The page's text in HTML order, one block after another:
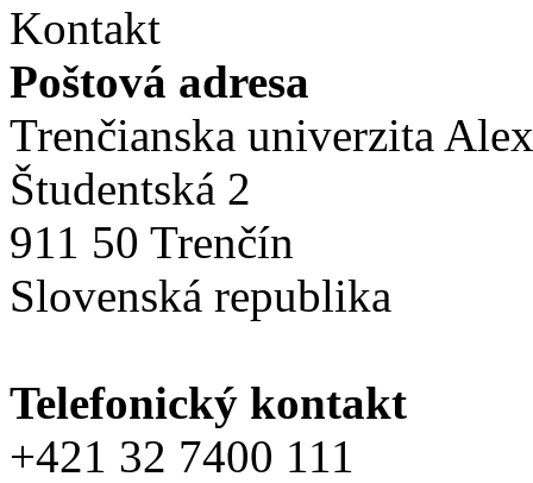
Kontakt
Poštová adresa
Trenčianska univerzita
Študentská 2
911 50 Trenčín
Slovenská republika
Telefonický kontakt
+421 32 7400 111